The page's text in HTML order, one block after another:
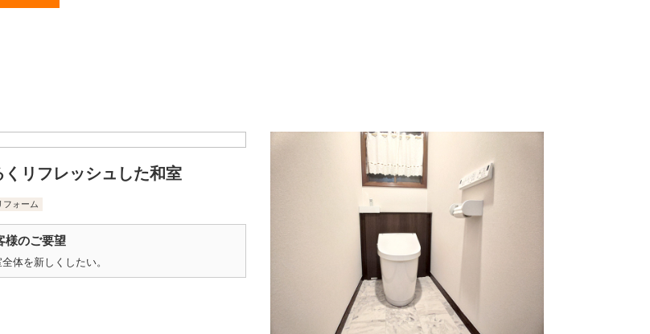
くリフレッシュした和室
フォーム
様のご要望
体を新しくしたい。